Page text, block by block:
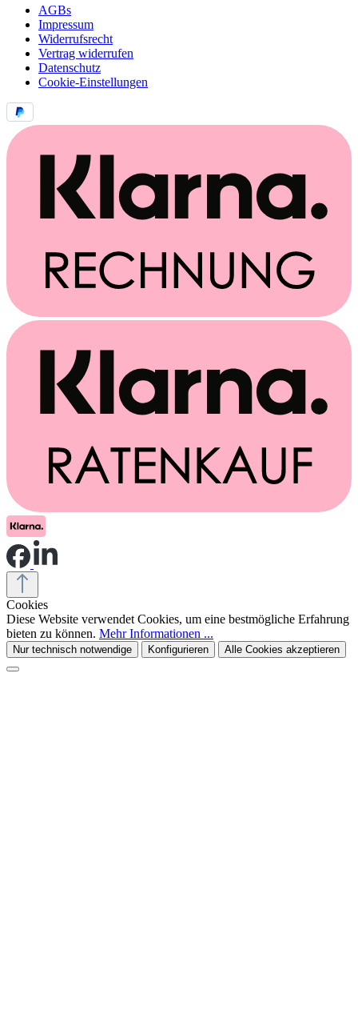
AGBs
Impressum
Widerrufsrecht
Vertrag widerrufen
Datenschutz
Cookie-Einstellungen
Cookies
Diese Website verwendet Cookies, um eine bestmögliche Erfahrung
bieten zu können. Mehr Informationen ...
Nur technisch notwendige Konfigurieren Alle Cookies akzeptieren